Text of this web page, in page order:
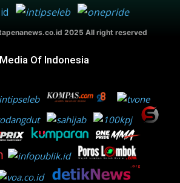
2025 All right reserved
Media Of Indonesia